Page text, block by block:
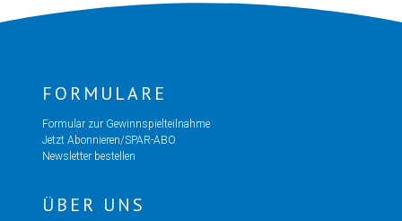
FORMULARE
Formular zur Gewinnspielteilnahme
Jetzt Abonnieren/SPAR-ABO
Newsletter bestellen
ÜBER UNS